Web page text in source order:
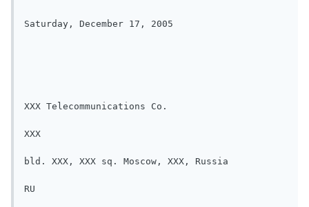
Saturday, December 17, 2005
XXX Telecommunications Co.
XXX
bld. XXX, XXX sq. Moscow, XXX, Russia
RU